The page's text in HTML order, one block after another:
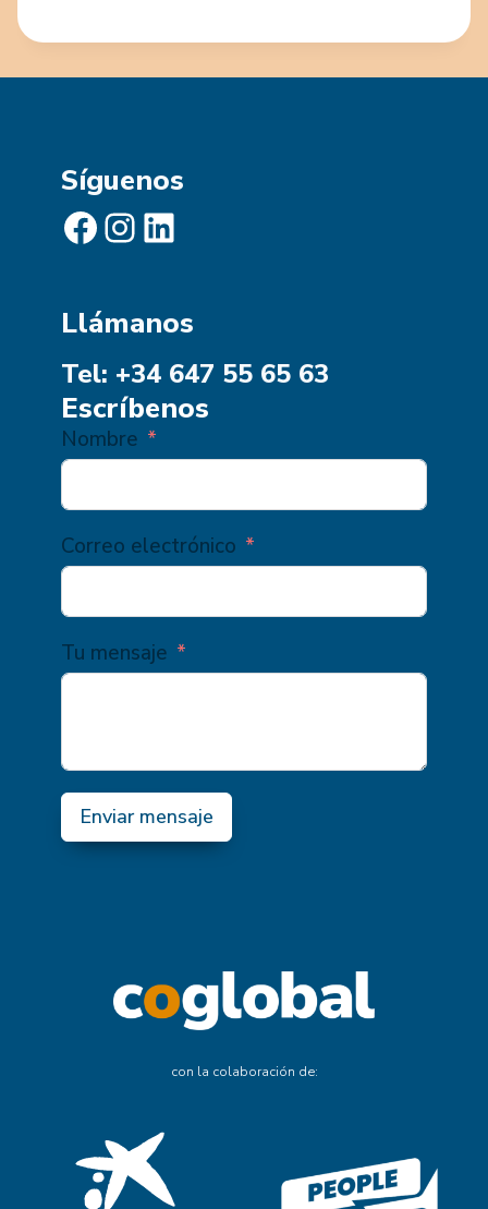
Síguenos
Facebook Instagram LinkedIn
Llámanos
Tel: +34 647 55 65 63
Escríbenos
Nombre
Correo electrónico
Tu mensaje
Enviar mensaje
con la colaboración de: